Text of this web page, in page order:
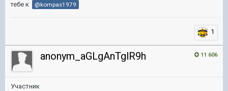
тебе к @kompas1979
1
11 606
anonym_aGLgAnTglR9h
Участник